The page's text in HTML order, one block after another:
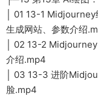
│ 01 13-1
生成网站、参数介绍
│ 02 13-2
介绍.mp4
│ 03 13-3 进阶
脸.mp4